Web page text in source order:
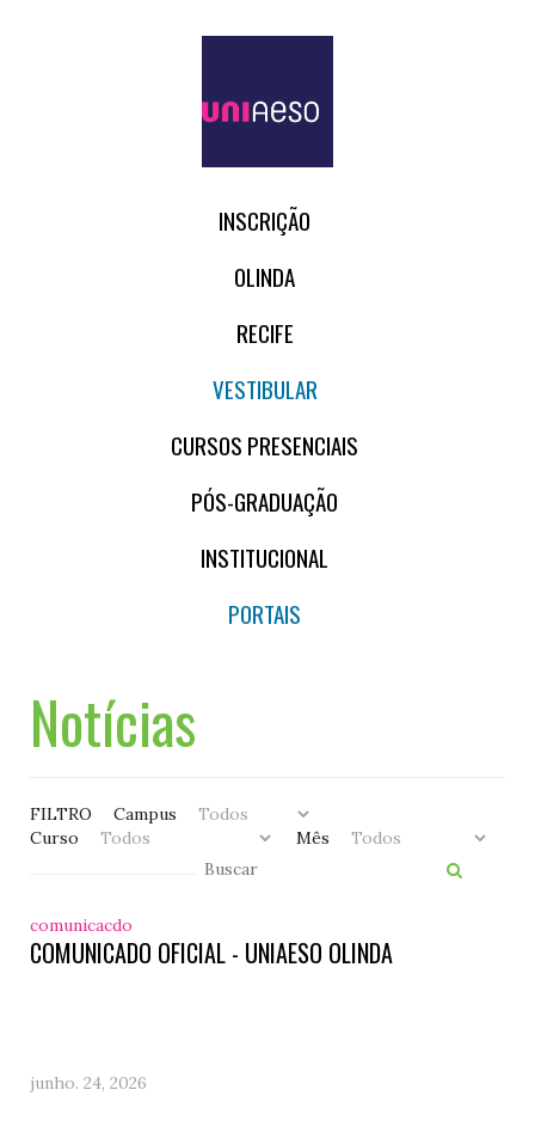
INSCRIÇÃO
OLINDA
RECIFE
VESTIBULAR
CURSOS PRESENCIAIS
PÓS-GRADUAÇÃO
INSTITUCIONAL
PORTAIS
Notícias
FILTRO
Campus
Curso
Mês
comunicacdo
COMUNICADO OFICIAL - UNIAESO OLINDA
junho. 24, 2026